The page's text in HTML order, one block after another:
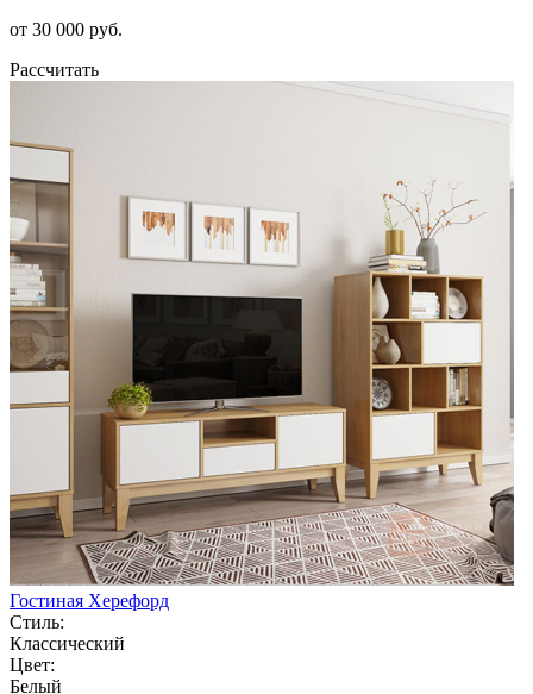
от 30 000 руб.
Рассчитать
Гостиная Херефорд
Стиль:
Классический
Цвет:
Белый